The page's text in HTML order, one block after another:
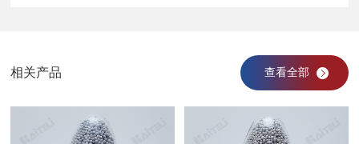
相关产品 查看全部